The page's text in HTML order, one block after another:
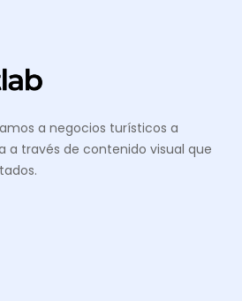
a negocios turísticos a
a través de contenido visual que